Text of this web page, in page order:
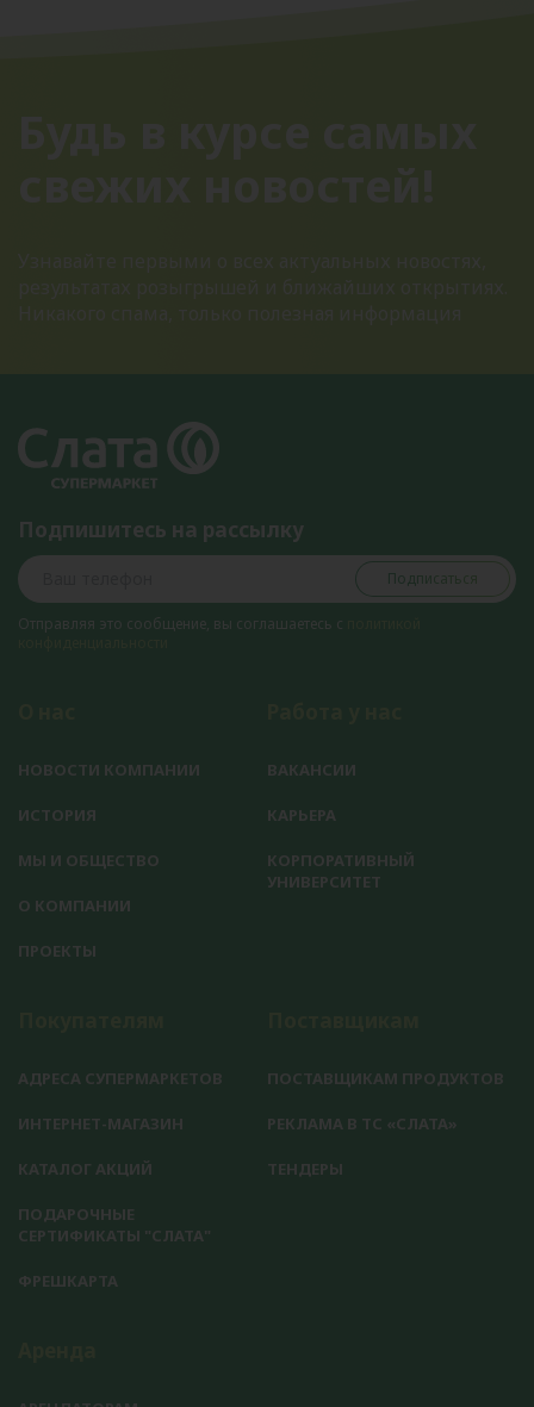
Подпишитесь на рассылку
Подписаться
Отправляя это сообщение, вы соглашаетесь с
НОВОСТИ КОМПАНИИ
ИСТОРИЯ
МЫ И ОБЩЕСТВО
О КОМПАНИИ
ПРОЕКТЫ
ВАКАНСИИ
КАРЬЕРА
КОРПОРАТИВНЫЙ
УНИВЕРСИТЕТ
АДРЕСА СУПЕРМАРКЕТОВ
ИНТЕРНЕТ-МАГАЗИН
КАТАЛОГ АКЦИЙ
ПОДАРОЧНЫЕ
СЕРТИФИКАТЫ "СЛАТА"
ФРЕШКАРТА
ПОСТАВЩИКАМ ПРОДУКТОВ
РЕКЛАМА В ТС «СЛАТА»
ТЕНДЕРЫ